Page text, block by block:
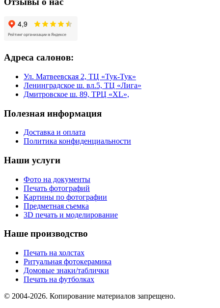
Адреса салонов:
Ул. Матвеевская 2, ТЦ «Тук-Тук»
Ленинградское ш. вл.5, ТЦ «Лига»
Дмитровское ш. 89, ТРЦ «XL»,
Полезная информация
Доставка и оплата
Политика конфиденциальности
Наши услуги
Фото на документы
Печать фотографий
Картины по фотографии
Предметная съемка
3D печать и моделирование
Наше производство
Печать на холстах
Ритуальная фотокерамика
Домовые знаки/таблички
Печать на футболках
© 2004-2026. Копирование материалов запрещено.